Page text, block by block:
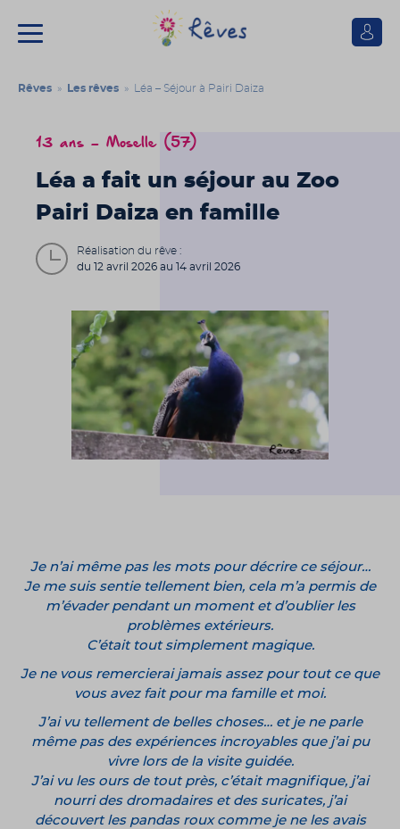
Se
Rêves » Les rêves » Léa – Séjour à Pairi Daiza
13 ans - Moselle (57)
Léa a fait un séjour au Zoo
Pairi Daiza en famille
Réalisation du rêve :
du 12 avril 2026 au 14 avril 2026
Je n’ai même pas les mots pour décrire ce séjour…
Je me suis sentie tellement bien, cela m’a permis de
m’évader pendant un moment et d’oublier les
problèmes extérieurs.
C’était tout simplement magique.
Je ne vous remercierai jamais assez pour tout ce que
vous avez fait pour ma famille et moi.
J’ai vu tellement de belles choses… et je ne parle
même pas des expériences incroyables que j’ai pu
vivre lors de la visite guidée.
J’ai vu les ours de tout près, c’était magnifique, j’ai
nourri des dromadaires et des suricates, j’ai
découvert les pandas roux comme je ne les avais